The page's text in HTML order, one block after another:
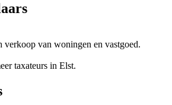
verkoop van woningen en vastgoed.
taxateurs in Elst.